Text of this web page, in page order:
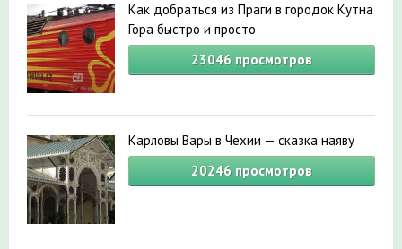
Как добраться из Праги в городок Кутна
Гора быстро и просто
23046 просмотров
Карловы Вары в Чехии — сказка наяву
20246 просмотров